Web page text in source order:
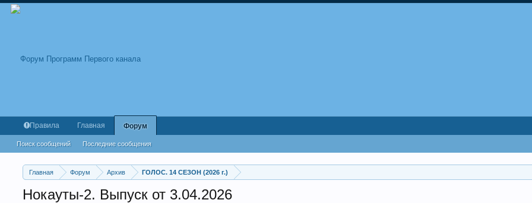
Главная Форум Архив ГОЛОС. 14 СЕЗОН (2026 г.)
Нокауты-2. Выпуск от 3.04.2026
Правила Главная Форум
Поиск сообщений Последние сообщения